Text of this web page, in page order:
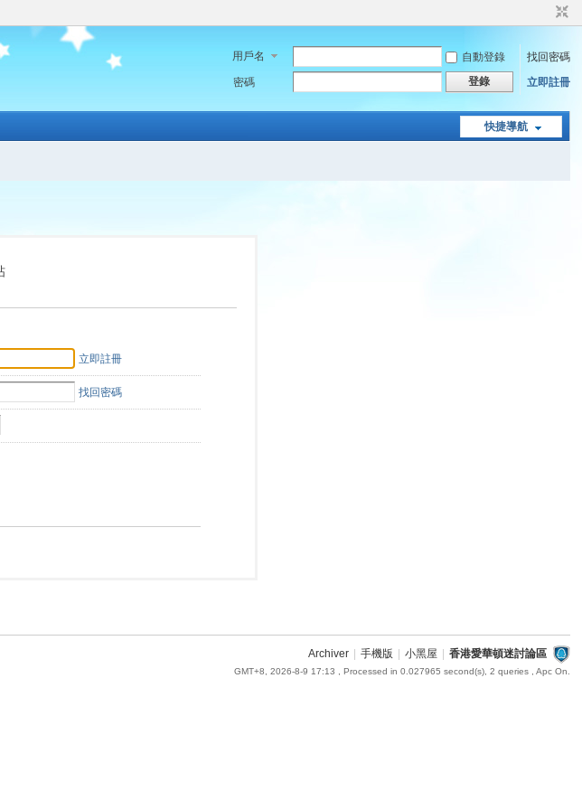
用戶名 自動登錄
找回密碼
密碼
登錄 立即註冊
快捷導航
立即註冊
找回密碼
Archiver 手機版 小黑屋 香港愛華頓迷討論區
GMT+8, 2026-8-9 17:13 , Processed in 0.027965 second(s), 2 queries , Apc On.